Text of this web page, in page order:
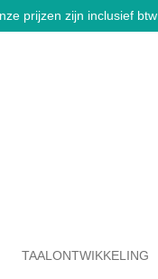
prijzen zijn inclusief btw
TAALONTWIKKELING